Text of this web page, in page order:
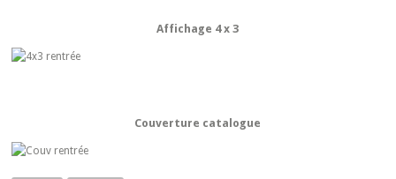
Affichage 4 x 3
Couverture catalogue